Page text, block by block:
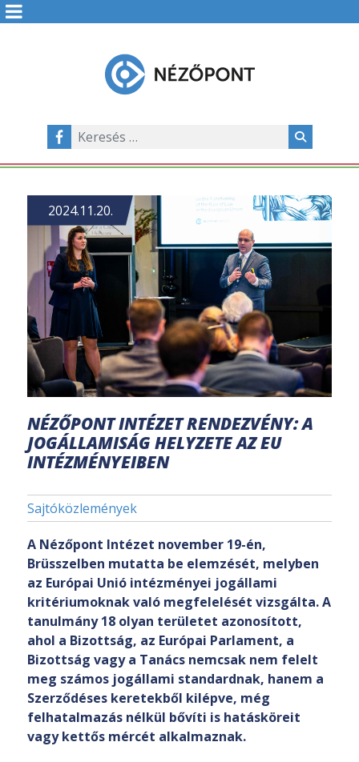
NÉZŐPONT INTÉZET RENDEZVÉNY: A
JOGÁLLAMISÁG HELYZETE AZ EU
INTÉZMÉNYEIBEN
Sajtóközlemények
2024.11.20.
A Nézőpont Intézet november 19-én,
Brüsszelben mutatta be elemzését, melyben
az Európai Unió intézményei jogállami
kritériumoknak való megfelelését vizsgálta. A
tanulmány 18 olyan területet azonosított,
ahol a Bizottság, az Európai Parlament, a
Bizottság vagy a Tanács nemcsak nem felelt
meg számos jogállami standardnak, hanem a
Szerződéses keretekből kilépve, még
felhatalmazás nélkül bővíti is hatásköreit
vagy kettős mércét alkalmaznak.